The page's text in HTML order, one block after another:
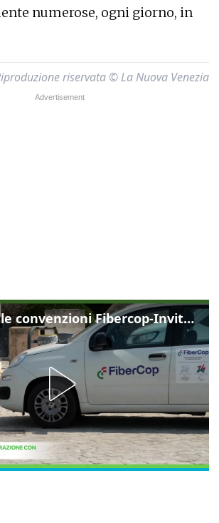
numerose, ogni giorno, in
riservata © La Nuova Venezia
Sottoscritte le convenzioni Fibercop-Invitalia, fibra ottica per 477 mila civici